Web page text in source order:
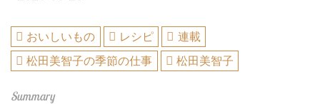
おいしいもの レシピ
連載
松田美智子の季節の仕事
松田美智子